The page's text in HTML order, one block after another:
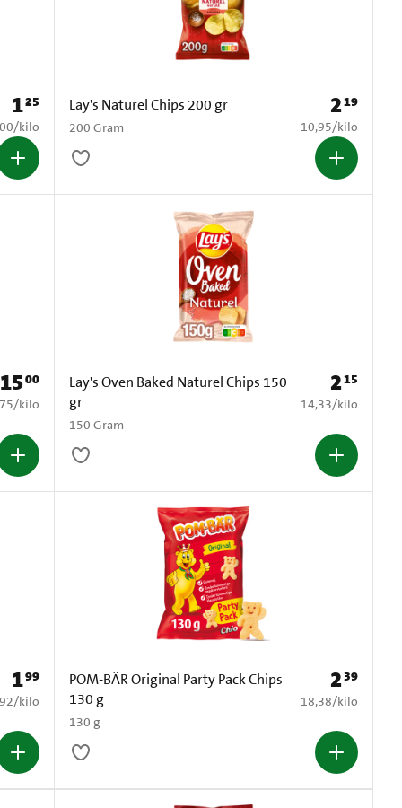
Prijs: € 1,25
125
per kilo
/kilo
Lay's Naturel Chips 200 gr
200 Gram
Prijs: € 2,19
219
€ 10,95 per kilo
10,95/kilo
Prijs: € 15,00
1500
per kilo
/kilo
Lay's Oven Baked Naturel Chips 150
gr
150 Gram
Prijs: € 2,15
215
€ 14,33 per kilo
14,33/kilo
Prijs: € 1,99
199
per kilo
/kilo
POM-BÄR Original Party Pack Chips
130 g
130 g
Prijs: € 2,39
239
€ 18,38 per kilo
18,38/kilo